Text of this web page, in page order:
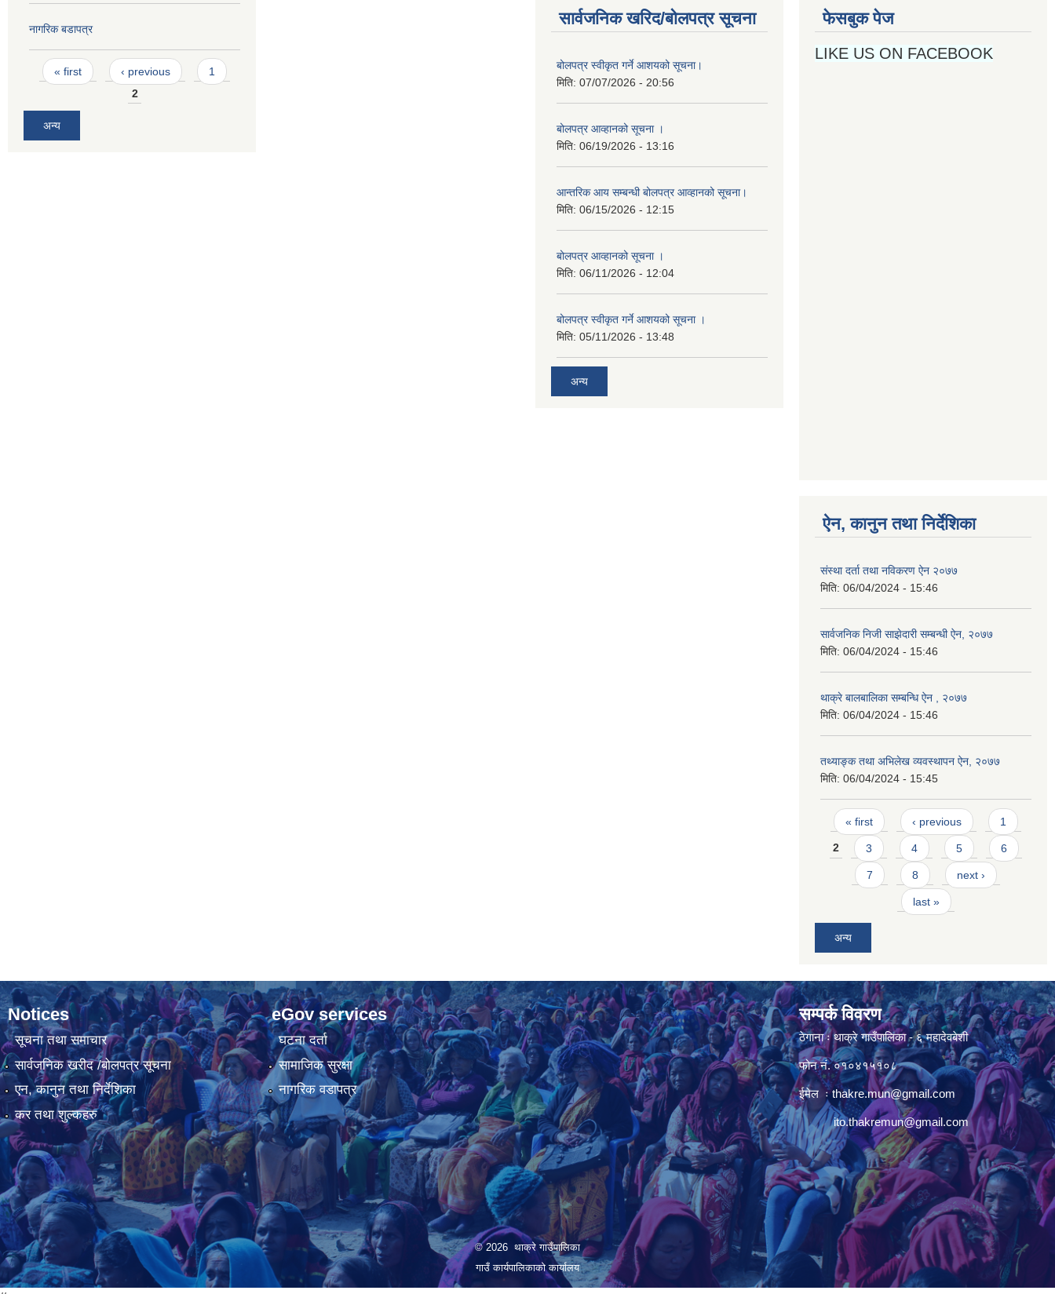
नागरिक बडापत्र
Pages
« first ‹ previous
1
2
अन्य
सार्वजनिक खरिद/बोलपत्र सूचना
बोलपत्र स्वीकृत गर्ने आशयको सूचना।
मिति: 07/07/2026 - 20:56
बोलपत्र आव्हानको सूचना ।
मिति: 06/19/2026 - 13:16
आन्तरिक आय सम्बन्धी बोलपत्र आव्हानको सूचना।
मिति: 06/15/2026 - 12:15
बोलपत्र आव्हानको सूचना ।
मिति: 06/11/2026 - 12:04
बोलपत्र स्वीकृत गर्ने आशयको सूचना ।
मिति: 05/11/2026 - 13:48
अन्य
फेसबुक पेज
LIKE US ON FACEBOOK
ऐन, कानुन तथा निर्देशिका
संस्था दर्ता तथा नविकरण ऐन २०७७
मिति: 06/04/2024 - 15:46
सार्वजनिक निजी साझेदारी सम्बन्धी ऐन, २०७७
मिति: 06/04/2024 - 15:46
थाक्रे बालबालिका सम्बन्धि ऐन , २०७७
मिति: 06/04/2024 - 15:46
तथ्याङ्क तथा अभिलेख व्यवस्थापन ऐन, २०७७
मिति: 06/04/2024 - 15:45
Pages
« first ‹ previous 1
2 3 4 5 6
7 8 next ›
last »
अन्य
Notices
सूचना तथा समाचार
सार्वजनिक खरीद /बोलपत्र सूचना
एन, कानुन तथा निर्देशिका
कर तथा शुल्कहरु
eGov services
घटना दर्ता
सामाजिक सुरक्षा
नागरिक वडापत्र
सम्पर्क विवरण
ठेगाना ः थाक्रे गाउँपालिका - ६ महादेवबेशी
फोन नं. ०१०४१५१०८
ईमेल ःthakre.mun@gmail.com
ito.thakremun@gmail.com
© 2026 थाक्रे गाउँपालिका
गाउँ कार्यपालिकाको कार्यालय